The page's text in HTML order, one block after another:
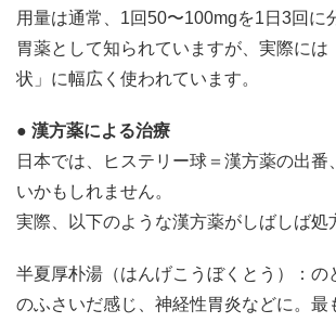
用量は通常、1回50〜100mgを1日3回に
胃薬として知られていますが、実際には
状」に幅広く使われています。
● 漢方薬による治療
日本では、ヒステリー球＝漢方薬の出番
いかもしれません。
実際、以下のような漢方薬がしばしば処
半夏厚朴湯（はんげこうぼくとう）：の
のふさいだ感じ、神経性胃炎などに。最